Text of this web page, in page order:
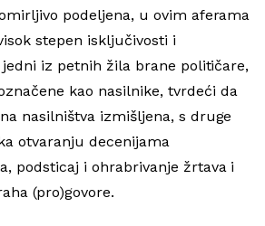
podeljena, u ovim aferama
stepen isključivosti i
jedni iz petnih žila brane političare,
kao nasilnike, tvrdeći da
nasilništva izmišljena, s druge
otvaranju decenijama
podsticaj i ohrabrivanje žrtava i
(pro)govore.